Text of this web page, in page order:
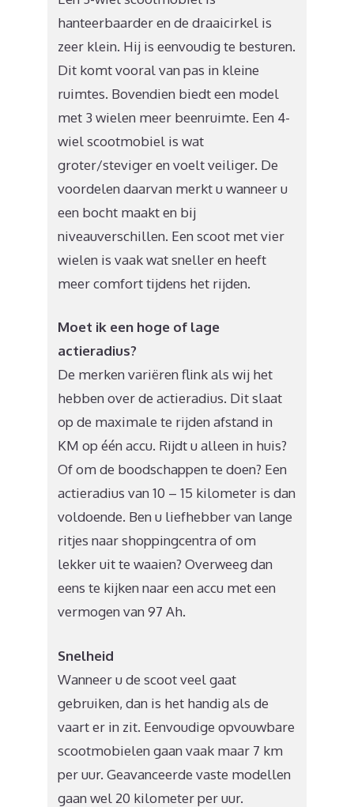
hanteerbaarder en de draaicirkel is
zeer klein. Hij is eenvoudig te besturen.
Dit komt vooral van pas in kleine
ruimtes. Bovendien biedt een model
met 3 wielen meer beenruimte. Een 4-
wiel scootmobiel is wat
groter/steviger en voelt veiliger. De
voordelen daarvan merkt u wanneer u
een bocht maakt en bij
niveauverschillen. Een scoot met vier
wielen is vaak wat sneller en heeft
meer comfort tijdens het rijden.
Moet ik een hoge of lage
actieradius?
De merken variëren flink als wij het
hebben over de actieradius. Dit slaat
op de maximale te rijden afstand in
KM op één accu. Rijdt u alleen in huis?
Of om de boodschappen te doen? Een
actieradius van 10 – 15 kilometer is dan
voldoende. Ben u liefhebber van lange
ritjes naar shoppingcentra of om
lekker uit te waaien? Overweeg dan
eens te kijken naar een accu met een
vermogen van 97 Ah.
Snelheid
Wanneer u de scoot veel gaat
gebruiken, dan is het handig als de
vaart er in zit. Eenvoudige opvouwbare
scootmobielen gaan vaak maar 7 km
per uur. Geavanceerde vaste modellen
gaan wel 20 kilometer per uur.